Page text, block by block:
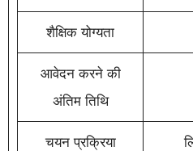
शैक्षिक योग्यता
आवेदन करने की
अंतिम तिथि
चयन प्रक्रिया